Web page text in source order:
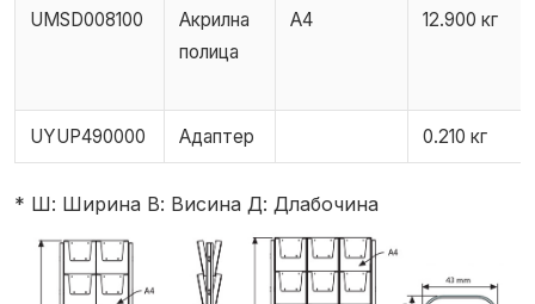
UMSD008100
Акрилна
полица
А4 12.900 кг
UYUP490000 Адаптер 0.210 кг
* Ш: Ширина В: Висина Д: Длабочина